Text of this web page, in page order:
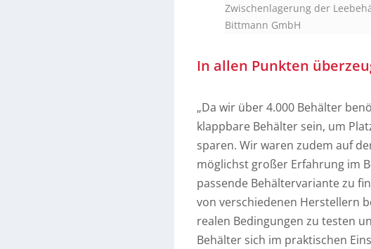
Zwischenlagerung der
Bittmann GmbH
In allen Punkten
„Da wir über 4.000 Behälter
klappbare Behälter sein, um
sparen. Wir waren zudem auf
möglichst großer Erfahrung im
passende Behältervariante zu
von verschiedenen Herstellern
realen Bedingungen zu testen
Behälter sich im praktischen